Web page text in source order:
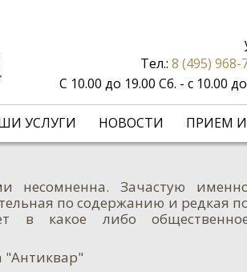
УСЛУГИ НОВОСТИ ПРИЕМ
Тел.: 8 (495) 968-
С 10.00 до 19.00 Сб. - с 10.00
несомненна. Зачастую
по содержанию и редкая
в какое либо
"Антиквар"